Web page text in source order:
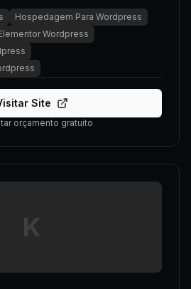
Hospedagem Para Wordpress
Wordpress
Site
orçamento gratuito
K